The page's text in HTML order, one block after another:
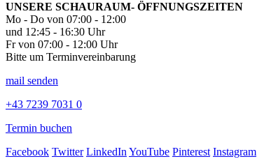
UNSERE SCHAURAUM- ÖFFNUNGSZEITEN
Mo - Do von 07:00 - 12:00
und 12:45 - 16:30 Uhr
Fr von 07:00 - 12:00 Uhr
Bitte um Terminvereinbarung
mail senden
+43 7239 7031 0
Termin buchen
Facebook Twitter LinkedInYouTube Pinterest Instagram